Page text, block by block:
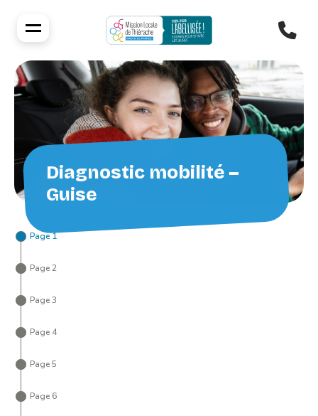
Diagnostic mobilité –
Guise
Page 1
Page 2
Page 3
Page 4
Page 5
Page 6